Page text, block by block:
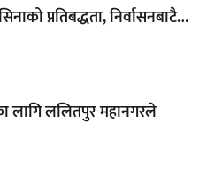
प्रतिबद्धता, निर्वासनबाटै…
लागि ललितपुर महानगरले